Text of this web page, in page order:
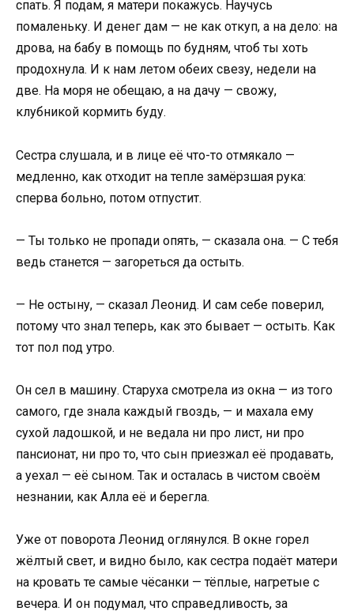
спать. Я подам, я матери покажусь. Научусь
помаленьку. И денег дам — не как откуп, а на дело: на
дрова, на бабу в помощь по будням, чтоб ты хоть
продохнула. И к нам летом обеих свезу, недели на
две. На моря не обещаю, а на дачу — свожу,
клубникой кормить буду.
Сестра слушала, и в лице её что-то отмякало —
медленно, как отходит на тепле замёрзшая рука:
сперва больно, потом отпустит.
— Ты только не пропади опять, — сказала она. — С тебя
ведь станется — загореться да остыть.
— Не остыну, — сказал Леонид. И сам себе поверил,
потому что знал теперь, как это бывает — остыть. Как
тот пол под утро.
Он сел в машину. Старуха смотрела из окна — из того
самого, где знала каждый гвоздь, — и махала ему
сухой ладошкой, и не ведала ни про лист, ни про
пансионат, ни про то, что сын приезжал её продавать,
а уехал — её сыном. Так и осталась в чистом своём
незнании, как Алла её и берегла.
Уже от поворота Леонид оглянулся. В окне горел
жёлтый свет, и видно было, как сестра подаёт матери
на кровать те самые чёсанки — тёплые, нагретые с
вечера. И он подумал, что справедливость, за